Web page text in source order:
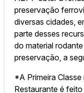
preservação
diversas cidades,
parte desses
do material
preservação, a
*A Primeira
Restaurante é